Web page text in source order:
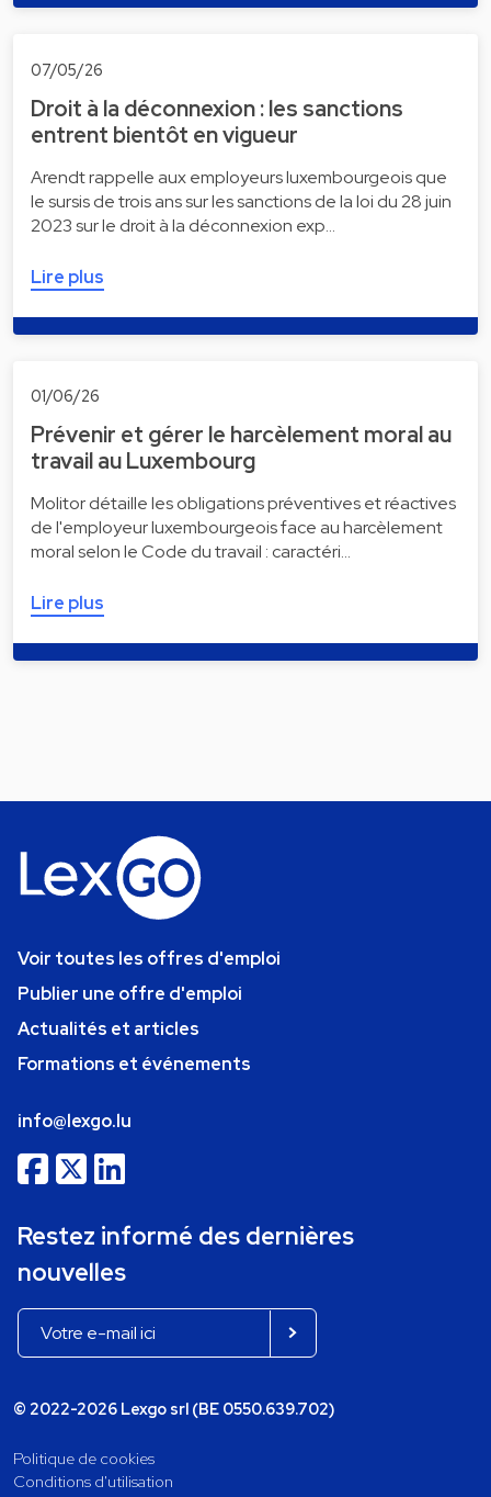
07/05/26
Droit à la déconnexion : les sanctions
entrent bientôt en vigueur
Arendt rappelle aux employeurs luxembourgeois que
le sursis de trois ans sur les sanctions de la loi du 28 juin
2023 sur le droit à la déconnexion exp…
Lire plus
01/06/26
Prévenir et gérer le harcèlement moral au
travail au Luxembourg
Molitor détaille les obligations préventives et réactives
de l'employeur luxembourgeois face au harcèlement
moral selon le Code du travail : caractéri…
Lire plus
Voir toutes les offres d'emploi
Publier une offre d'emploi
Actualités et articles
Formations et événements
info@lexgo.lu
Restez informé des dernières
nouvelles
© 2022-2026 Lexgo srl (BE 0550.639.702)
Politique de cookies
Conditions d'utilisation